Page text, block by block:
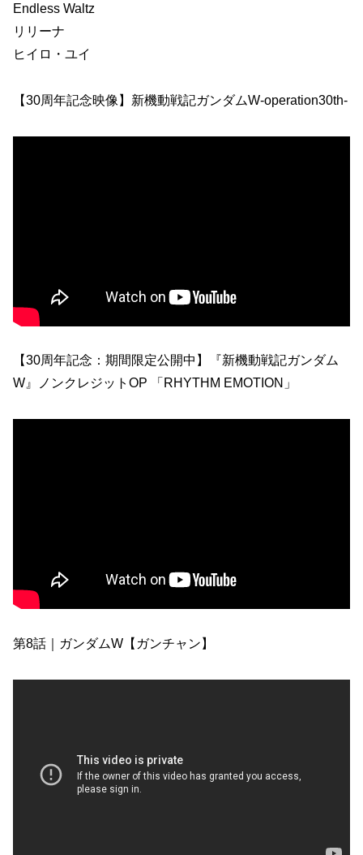
Endless Waltz
リリーナ
ヒイロ・ユイ
【30周年記念映像】新機動戦記ガンダムW-operation30th-
【30周年記念：期間限定公開中】『新機動戦記ガンダム
W』ノンクレジットOP 「RHYTHM EMOTION」
第8話｜ガンダムW【ガンチャン】